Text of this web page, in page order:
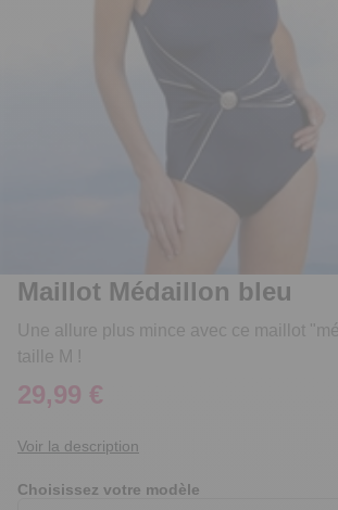
Maillot Médaillon bleu
Une allure plus mince avec ce maillot
taille M !
29,99 €
Voir la description
Choisissez votre modèle